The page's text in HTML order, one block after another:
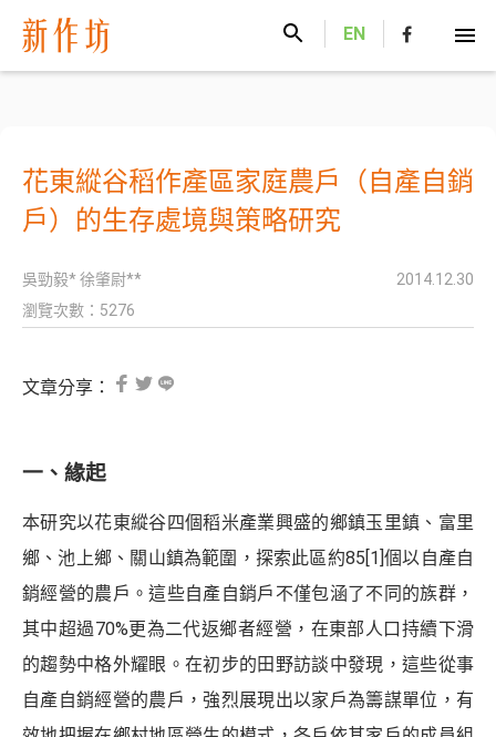
EN
花東縱谷稻作產區家庭農戶（自產自銷
戶）的生存處境與策略研究
吳勁毅* 徐肇尉**
2014.12.30
瀏覽次數：5276
文章分享：
一、緣起
本研究以花東縱谷四個稻米產業興盛的鄉鎮玉里鎮、富里
鄉、池上鄉、關山鎮為範圍，探索此區約85 [1] 個以自產自
銷經營的農戶。這些自產自銷戶不僅包涵了不同的族群，
其中超過70%更為二代返鄉者經營，在東部人口持續下滑
的趨勢中格外耀眼。在初步的田野訪談中發現，這些從事
自產自銷經營的農戶，強烈展現出以家戶為籌謀單位，有